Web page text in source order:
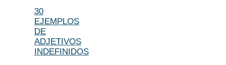
30
EJEMPLOS
DE
ADJETIVOS
INDEFINIDOS